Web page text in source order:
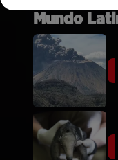
Mundo